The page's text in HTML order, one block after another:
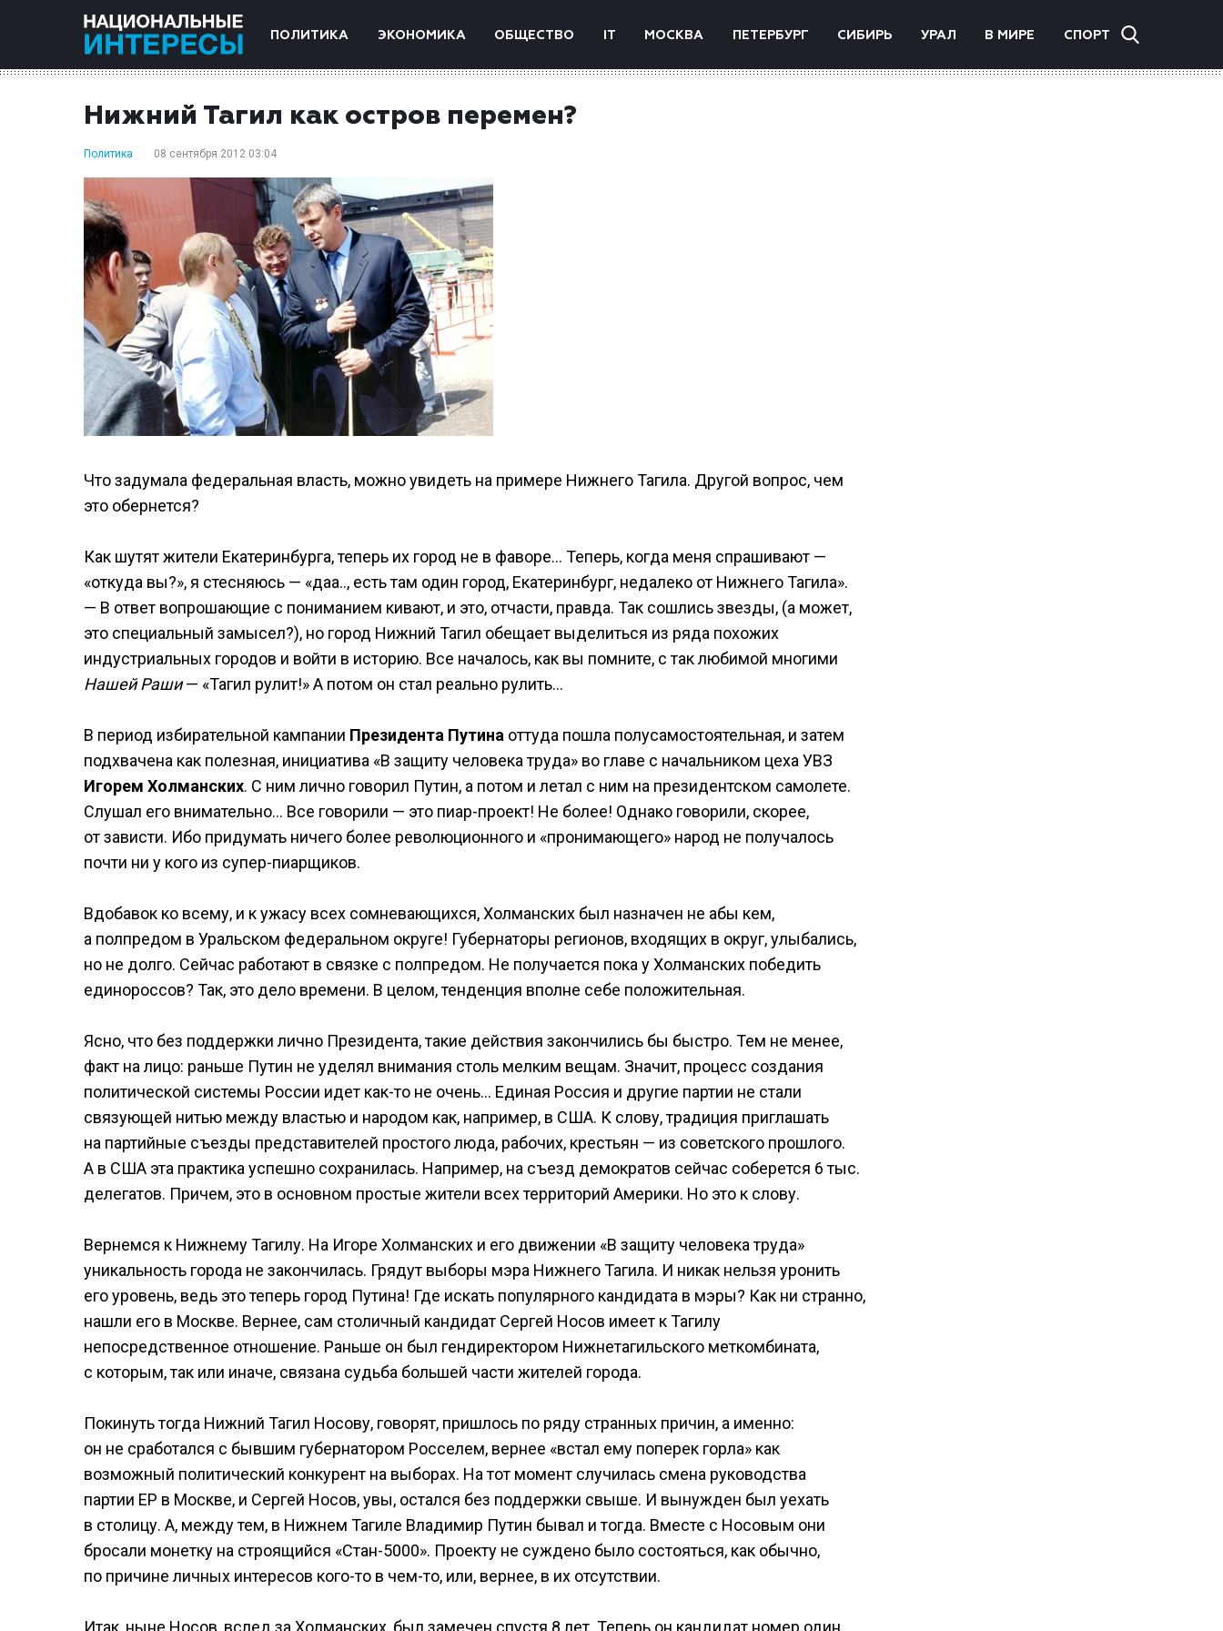
ПОЛИТИКА ЭКОНОМИКА ОБЩЕСТВО IT МОСКВА ПЕТЕРБУРГ СИБИРЬ УРАЛ В МИРЕ СПОРТ
Нижний Тагил как остров перемен?
Политика 08 сентября 2012 03:04
Что задумала федеральная власть, можно увидеть на примере Нижнего Тагила. Другой вопрос, чем
это обернется?
Как шутят жители Екатеринбурга, теперь их город не в фаворе… Теперь, когда меня спрашивают —
«откуда вы?», я стесняюсь — «даа.., есть там один город, Екатеринбург, недалеко от Нижнего Тагила».
— В ответ вопрошающие с пониманием кивают, и это, отчасти, правда. Так сошлись звезды, (а может,
это специальный замысел?), но город Нижний Тагил обещает выделиться из ряда похожих
индустриальных городов и войти в историю. Все началось, как вы помните, с так любимой многими
Нашей Раши— «Тагил рулит!» А потом он стал реально рулить…
В период избирательной кампании Президента Путина оттуда пошла полусамостоятельная, и затем
подхвачена как полезная, инициатива «В защиту человека труда» во главе с начальником цеха УВЗ
Игорем Холманских. С ним лично говорил Путин, а потом и летал с ним на президентском самолете.
Слушал его внимательно… Все говорили — это пиар-проект! Не более! Однако говорили, скорее,
от зависти. Ибо придумать ничего более революционного и «пронимающего» народ не получалось
почти ни у кого из супер-пиарщиков.
Вдобавок ко всему, и к ужасу всех сомневающихся, Холманских был назначен не абы кем,
а полпредом в Уральском федеральном округе! Губернаторы регионов, входящих в округ, улыбались,
но не долго. Сейчас работают в связке с полпредом. Не получается пока у Холманских победить
единороссов? Так, это дело времени. В целом, тенденция вполне себе положительная.
Ясно, что без поддержки лично Президента, такие действия закончились бы быстро. Тем не менее,
факт на лицо: раньше Путин не уделял внимания столь мелким вещам. Значит, процесс создания
политической системы России идет как-то не очень… Единая Россия и другие партии не стали
связующей нитью между властью и народом как, например, в США. К слову, традиция приглашать
на партийные съезды представителей простого люда, рабочих, крестьян — из советского прошлого.
А в США эта практика успешно сохранилась. Например, на съезд демократов сейчас соберется 6 тыс.
делегатов. Причем, это в основном простые жители всех территорий Америки. Но это к слову.
Вернемся к Нижнему Тагилу. На Игоре Холманских и его движении «В защиту человека труда»
уникальность города не закончилась. Грядут выборы мэра Нижнего Тагила. И никак нельзя уронить
его уровень, ведь это теперь город Путина! Где искать популярного кандидата в мэры? Как ни странно,
нашли его в Москве. Вернее, сам столичный кандидат Сергей Носов имеет к Тагилу
непосредственное отношение. Раньше он был гендиректором Нижнетагильского меткомбината,
с которым, так или иначе, связана судьба большей части жителей города.
Покинуть тогда Нижний Тагил Носову, говорят, пришлось по ряду странных причин, а именно:
он не сработался с бывшим губернатором Росселем, вернее «встал ему поперек горла» как
возможный политический конкурент на выборах. На тот момент случилась смена руководства
партии ЕР в Москве, и Сергей Носов, увы, остался без поддержки свыше. И вынужден был уехать
в столицу. А, между тем, в Нижнем Тагиле Владимир Путин бывал и тогда. Вместе с Носовым они
бросали монетку на строящийся «Стан-5000». Проекту не суждено было состояться, как обычно,
по причине личных интересов кого-то в чем-то, или, вернее, в их отсутствии.
Итак, ныне Носов, вслед за Холманских, был замечен спустя 8 лет. Теперь он кандидат номер один